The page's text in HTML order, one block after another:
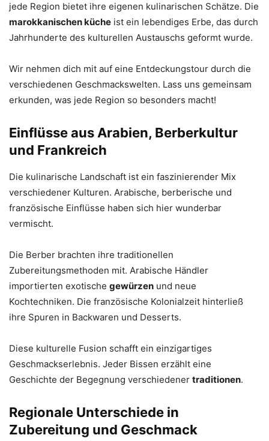
jede Region bietet ihre eigenen kulinarischen Schätze. Die
marokkanischen küche ist ein lebendiges Erbe, das durch
Jahrhunderte des kulturellen Austauschs geformt wurde.
Wir nehmen dich mit auf eine Entdeckungstour durch die
verschiedenen Geschmackswelten. Lass uns gemeinsam
erkunden, was jede Region so besonders macht!
Einflüsse aus Arabien, Berberkultur
und Frankreich
Die kulinarische Landschaft ist ein faszinierender Mix
verschiedener Kulturen. Arabische, berberische und
französische Einflüsse haben sich hier wunderbar
vermischt.
Die Berber brachten ihre traditionellen
Zubereitungsmethoden mit. Arabische Händler
importierten exotische gewürzen und neue
Kochtechniken. Die französische Kolonialzeit hinterließ
ihre Spuren in Backwaren und Desserts.
Diese kulturelle Fusion schafft ein einzigartiges
Geschmackserlebnis. Jeder Bissen erzählt eine
Geschichte der Begegnung verschiedener traditionen.
Regionale Unterschiede in
Zubereitung und Geschmack